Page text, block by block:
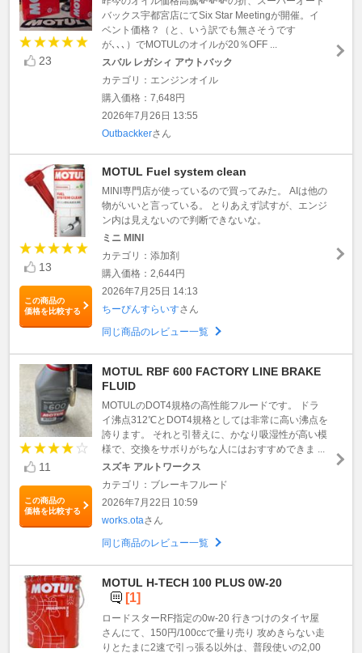
23
バックス宇都宮店にてSix Star Meetingが開催。イ
ベント価格？（と、いう訳でも無さそうです
が､､､）でMOTULのオイルが20％OFF ...
スバル レガシィ アウトバック
カテゴリ：エンジンオイル
購入価格：7,648円
2026年7月26日 13:55
Outbackkerさん
13
この商品の
価格を比較する
MOTUL Fuel system clean
MINI専門店が使っているので買ってみた。 AIは他の
物がいいと言っている。 とりあえず試すが、エンジ
ン内は見えないので判断できないな。
ミニ MINI
カテゴリ：添加剤
購入価格：2,644円
2026年7月25日 14:13
ちーぴんすらいすさん
同じ商品のレビュー一覧
11
この商品の
価格を比較する
MOTUL RBF 600 FACTORY LINE BRAKE
FLUID
MOTULのDOT4規格の高性能フルードです。 ドラ
イ沸点312℃とDOT4規格としては非常に高い沸点を
誇ります。 それと引替えに、かなり吸湿性が高い模
様で、交換をサボりがちな人にはおすすめできま ...
スズキ アルトワークス
カテゴリ：ブレーキフルード
2026年7月22日 10:59
works.otaさん
同じ商品のレビュー一覧
MOTUL H-TECH 100 PLUS 0W-20
[1]
ロードスターRF指定の0w-20 行きつけのタイヤ屋
さんにて、150円/100ccで量り売り 攻めきらない走
りとたまに2速で引っ張る以外は、普段使いの2,00